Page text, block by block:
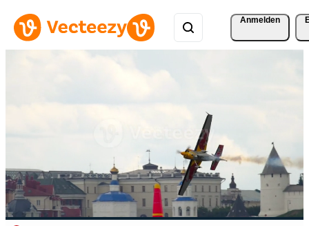
Anmelden